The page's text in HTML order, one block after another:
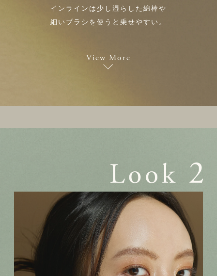
インラインは少し湿らした綿棒や
細いブラシを使うと乗せやすい。
View More